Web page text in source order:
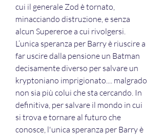
cui il generale Zod è tornato,
minacciando distruzione, e senza
alcun Supereroe a cui rivolgersi.
L’unica speranza per Barry è riuscire a
far uscire dalla pensione un Batman
decisamente diverso per salvare un
kryptoniano imprigionato.... malgrado
non sia più colui che sta cercando. In
definitiva, per salvare il mondo in cui
si trova e tornare al futuro che
conosce, l'unica speranza per Barry è